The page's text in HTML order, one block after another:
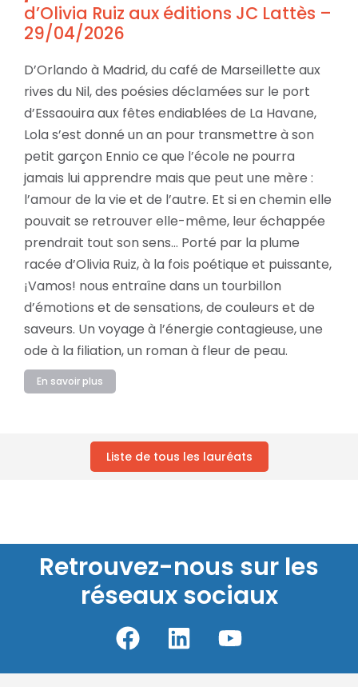
d’Olivia Ruiz aux éditions JC Lattès –
29/04/2026
D’Orlando à Madrid, du café de Marseillette aux
rives du Nil, des poésies déclamées sur le port
d’Essaouira aux fêtes endiablées de La Havane,
Lola s’est donné un an pour transmettre à son
petit garçon Ennio ce que l’école ne pourra
jamais lui apprendre mais que peut une mère :
l’amour de la vie et de l’autre. Et si en chemin elle
pouvait se retrouver elle-même, leur échappée
prendrait tout son sens… Porté par la plume
racée d’Olivia Ruiz, à la fois poétique et puissante,
¡Vamos! nous entraîne dans un tourbillon
d’émotions et de sensations, de couleurs et de
saveurs. Un voyage à l’énergie contagieuse, une
ode à la filiation, un roman à fleur de peau.
En savoir plus
Liste de tous les lauréats
Retrouvez-nous sur les
réseaux sociaux